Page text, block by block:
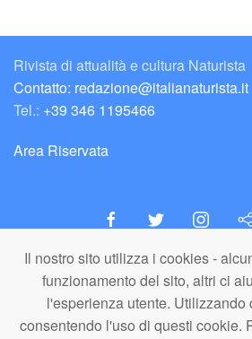
Il nostro sito utilizza i cookies -
funzionamento del sito, altri ci
l'esperienza utente. Utilizzando
consentendo l'uso di questi cookie.
Rivista di attualità e cultura Naturista
Contatto: redazione@italianaturista.it
Tel.: +39 346 1195466
Area Riservata
italiaNATURISTA
Editore e Redazione
A.N.ITA. Associazione Naturista
C.F. 80203710159